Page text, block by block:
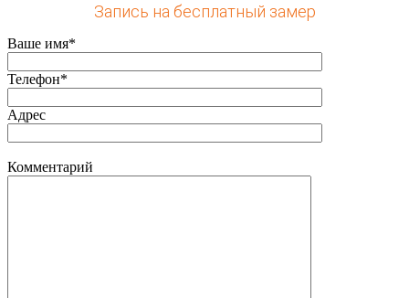
Запись на бесплатный замер
Ваше имя*
Телефон*
Адрес
Комментарий